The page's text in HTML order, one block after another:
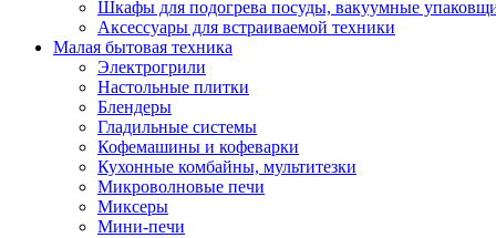
Шкафы для подогрева посуды, вакуумные
Аксессуары для встраиваемой техники
Малая бытовая техника
Электрогрили
Настольные плитки
Блендеры
Гладильные системы
Кофемашины и кофеварки
Кухонные комбайны, мультитезки
Микроволновые печи
Миксеры
Мини-печи